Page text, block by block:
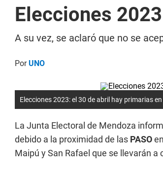
Elecciones
A su vez, se aclaró que no se
PorUNO
Elecciones 2023: el 30 de abril hay primarias
La Junta Electoral de Mendoza
debido a la proximidad de las PASO
Maipú y San Rafael que se llevarán a